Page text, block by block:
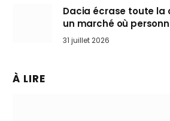
Dacia écrase toute la
un marché où
31 juillet 2026
À LIRE